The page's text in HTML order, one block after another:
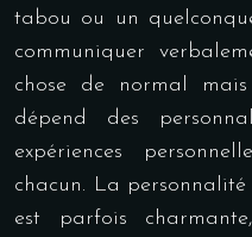
tabou ou un
communiquer
chose de normal
dépend des
expériences
chacun. La
est parfois